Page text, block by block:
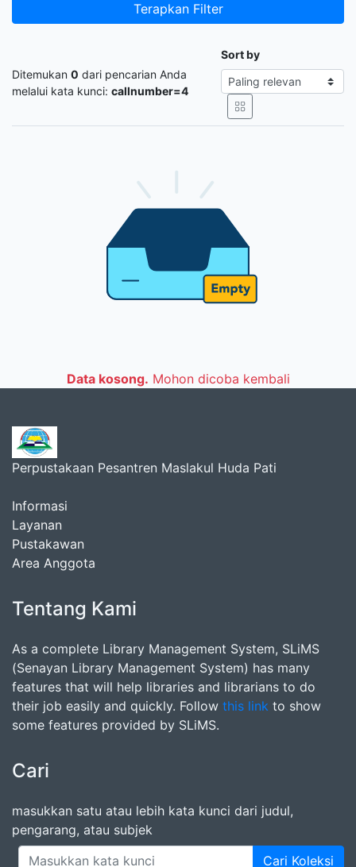
Terapkan Filter
Ditemukan 0 dari pencarian Anda
melalui kata kunci: callnumber=4
Sort by
Data kosong. Mohon dicoba kembali
Perpustakaan Pesantren Maslakul Huda Pati
Informasi
Layanan
Pustakawan
Area Anggota
Tentang Kami
As a complete Library Management System, SLiMS
(Senayan Library Management System) has many
features that will help libraries and librarians to do
their job easily and quickly. Follow this link to show
some features provided by SLiMS.
Cari
masukkan satu atau lebih kata kunci dari judul,
pengarang, atau subjek
Cari Koleksi